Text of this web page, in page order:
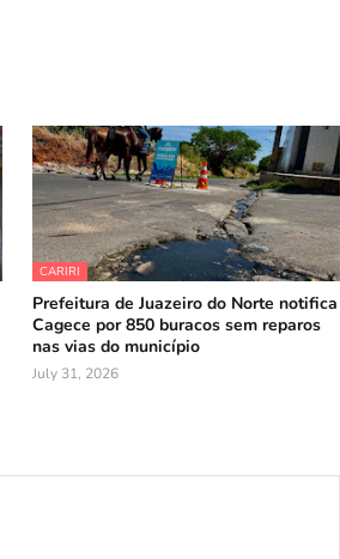
CARIRI
Prefeitura de Juazeiro do Norte notifica
Cagece por 850 buracos sem reparos
nas vias do município
July 31, 2026